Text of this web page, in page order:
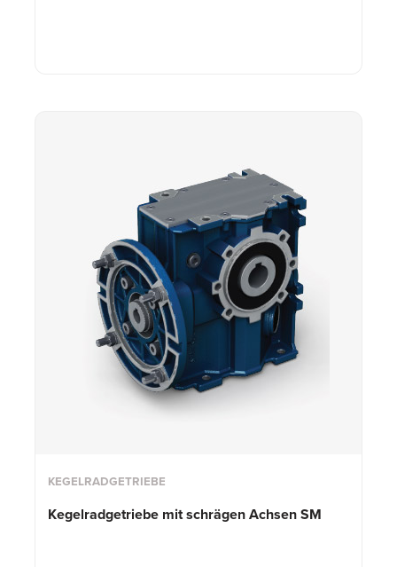
KEGELRADGETRIEBE
Kegelradgetriebe mit schrägen Achsen SM